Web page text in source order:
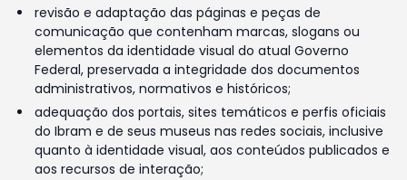
revisão e adaptação das páginas e peças de
comunicação que contenham marcas, slogans ou
elementos da identidade visual do atual Governo
Federal, preservada a integridade dos documentos
administrativos, normativos e históricos;
adequação dos portais, sites temáticos e perfis oficiais
do Ibram e de seus museus nas redes sociais, inclusive
quanto à identidade visual, aos conteúdos publicados e
aos recursos de interação;